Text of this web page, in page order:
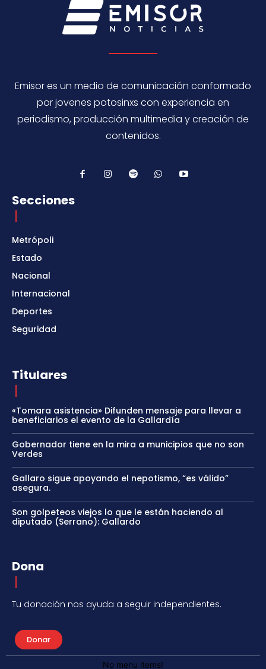
Emisor es un medio de comunicación conformado
por jovenes potosinxs con experiencia en
periodismo, producción multimedia y creación de
contenidos.
Secciones
Metrópoli
Estado
Nacional
Internacional
Deportes
Seguridad
Titulares
«Tomara asistencia» Difunden mensaje para llevar a
beneficiarios el evento de la Gallardía
Gobernador tiene en la mira a municipios que no son
Verdes
Gallaro sigue apoyando el nepotismo, “es válido”
asegura.
Son golpeteos viejos lo que le están haciendo al
diputado (Serrano): Gallardo
Dona
Tu donación nos ayuda a seguir independientes.
Donar
No menu items!